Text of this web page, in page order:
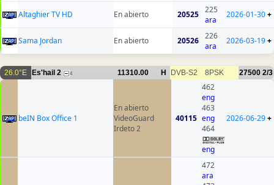
Altaghier TV HD En abierto 20525 225
ara
2026-01-30+
Sama Jordan En abierto 20526 226
ara
2026-03-19+
26.0°E Es'hail 2 4 11310.00 H DVB-S2 8PSK 27500 2/3
beIN Box Office 1
En abierto
VideoGuard
Irdeto 2
40115
462
eng
463
eng
464
eng
2026-06-29+
472
ara